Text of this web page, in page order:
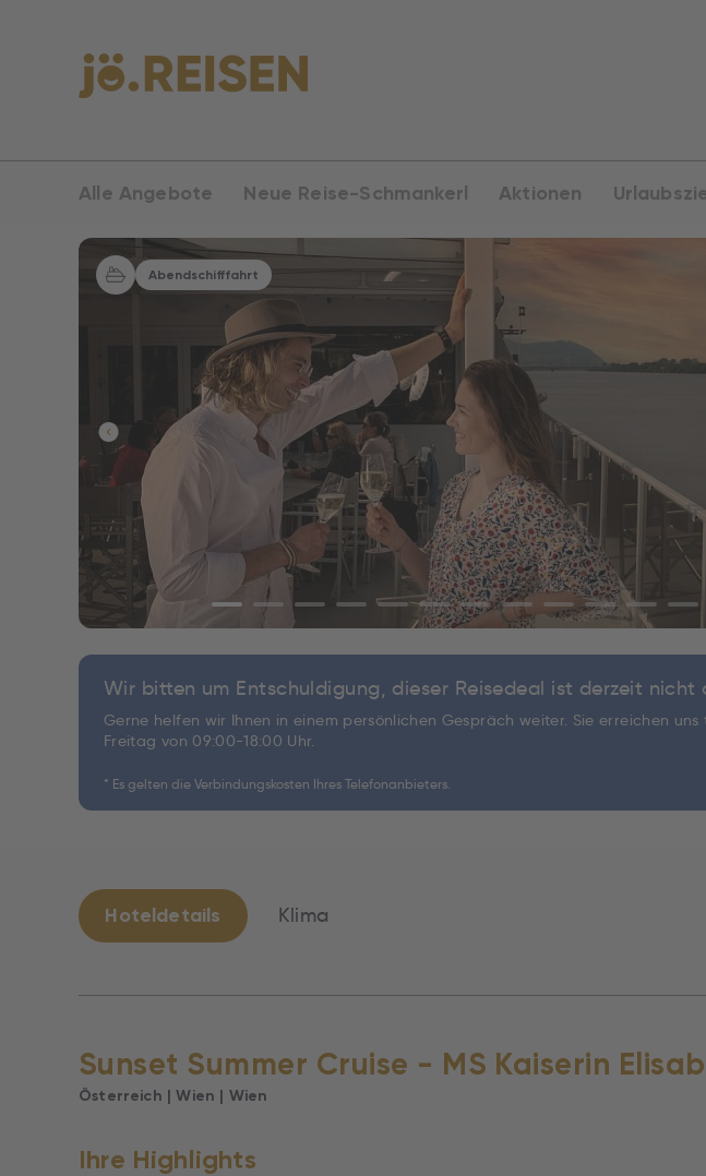
Alle Angebote Neue Reise-Schmankerl Aktionen
Abendschifffahrt
Wir bitten um Entschuldigung, dieser Reisedeal ist derzeit nicht
Gerne helfen wir Ihnen in einem persönlichen Gespräch weiter. Sie erreichen
Freitag von 09:00-18:00 Uhr.
* Es gelten die Verbindungskosten Ihres Telefonanbieters.
Hoteldetails Klima
Sunset Summer Cruise - MS Kaiserin
Österreich | Wien | Wien
Ihre Highlights